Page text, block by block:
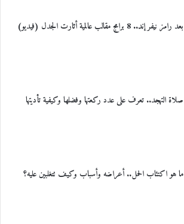
بعد رامز نيفر إند.. 8 برامج مقالب عالمية أثارت الجدل (فيديو)
صلاة التهجد.. تعرف على عدد ركعتها وفضلها وكيفية تأديتها
ما هو اكتئاب الحمل.. أعراضه وأسباب وكيف تتغلبين عليه؟